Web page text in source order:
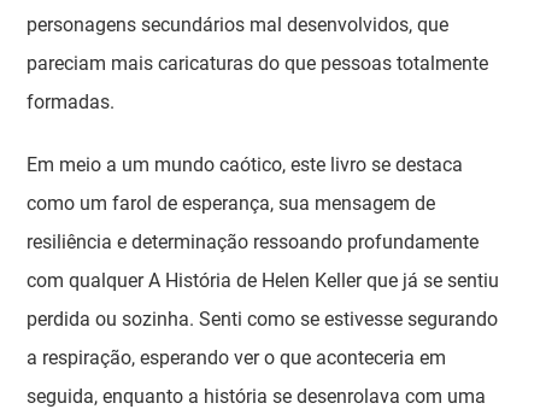
personagens secundários mal desenvolvidos, que
pareciam mais caricaturas do que pessoas totalmente
formadas.
Em meio a um mundo caótico, este livro se destaca
como um farol de esperança, sua mensagem de
resiliência e determinação ressoando profundamente
com qualquer A História de Helen Keller que já se sentiu
perdida ou sozinha. Senti como se estivesse segurando
a respiração, esperando ver o que aconteceria em
seguida, enquanto a história se desenrolava com uma